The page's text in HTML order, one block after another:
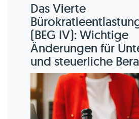
Das Vierte
(BEG IV): Wichtige
Änderungen für
und steuerliche